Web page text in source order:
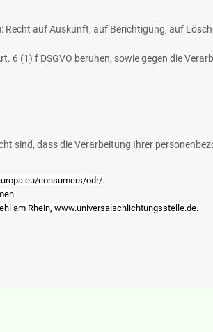
Recht auf Auskunft, auf Berichtigung, auf
6 (1) f DSGVO beruhen, sowie gegen die
sind, dass die Verarbeitung Ihrer
consumers/odr/.
am Rhein, www.universalschlichtungsstelle.de.